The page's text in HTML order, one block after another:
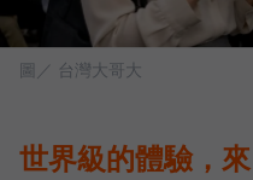
圖／ 台灣大哥大
世界級的體驗，